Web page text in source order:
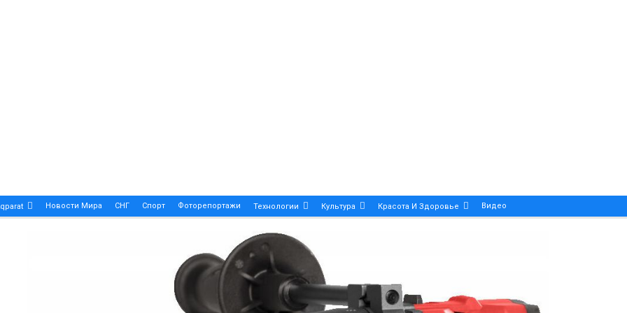
Новости Мира СНГ Спорт Фоторепортажи Технологии Культура Красота И Здоровье Видео
Patek Philippe Calatrava DATE – A True Symbol Of Elegance And Precision